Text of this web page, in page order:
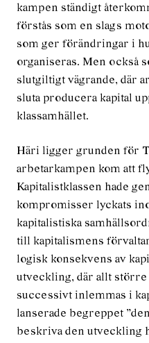
kampen ständigt
förstås som en slags
som ger förändringar i
organiseras. Men också
slutgiltigt vägrande, där
sluta producera kapital
klassamhället.
Häri ligger grunden för
arbetarkampen kom att
Kapitalistklassen hade
kompromisser lyckats
kapitalistiska
till kapitalismens
logisk konsekvens av
utveckling, där allt större
successivt inlemmas i
lanserade begreppet
beskriva den utveckling